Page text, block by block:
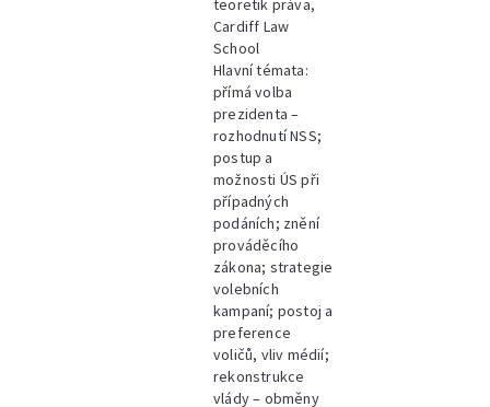
Cardiff Law
School
Hlavní témata:
přímá volba
prezidenta –
rozhodnutí NSS;
postup a
možnosti ÚS při
případných
podáních; znění
prováděcího
zákona; strategie
volebních
kampaní; postoj a
preference
voličů, vliv médií;
rekonstrukce
vlády – obměny